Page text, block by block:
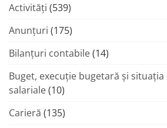
Activități (539)
Anunțuri (175)
Bilanțuri contabile(14)
Buget, execuție bugetară și
salariale(10)
Carieră (135)